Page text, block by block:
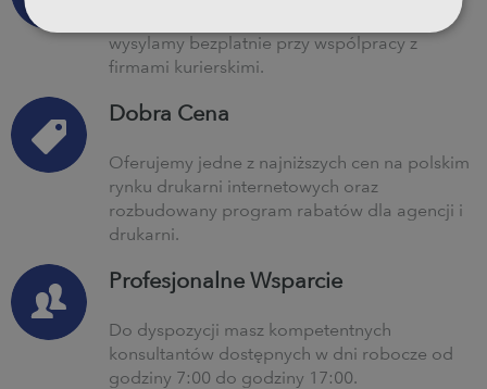
wysyłamy bezpłatnie przy współpracy z
firmami kurierskimi.
Dobra Cena
Oferujemy jedne z najniższych cen na polskim
rynku drukarni internetowych oraz
rozbudowany program rabatów dla agencji i
drukarni.
Profesjonalne Wsparcie
Do dyspozycji masz kompetentnych
konsultantów dostępnych w dni robocze od
godziny 7:00 do godziny 17:00.